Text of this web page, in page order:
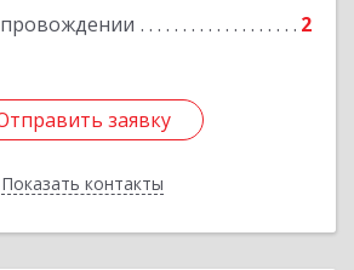
2
заявку
Показать контакты
Подробнее
заявку
Назад